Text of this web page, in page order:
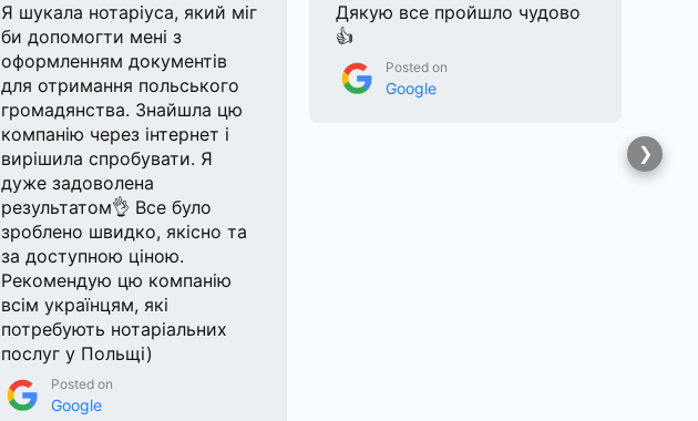
Я шукала нотаріуса, який міг
би допомогти мені з
оформленням документів
для отримання польського
громадянства. Знайшла цю
компанію через інтернет і
вирішила спробувати. Я
дуже задоволена
результатом👌 Все було
зроблено швидко, якісно та
за доступною ціною.
Рекомендую цю компанію
всім українцям, які
потребують нотаріальних
послуг у Польщі)
Posted on
Google
Дякую все пройшло чудово
👍
Posted on
Google